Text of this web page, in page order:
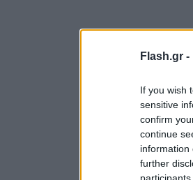
Flash.gr -
If you wish
sensitive
confirm
continue
information
further